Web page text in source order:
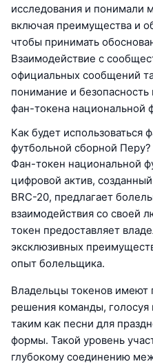
исследования и понимали
включая преимущества и
чтобы принимать
Взаимодействие с
официальных сообщений
понимание и
фан-токена национальной
Как будет использоваться
футбольной сборной Перу?
Фан-токен национальной
цифровой актив,
BRC-20, предлагает
взаимодействия со своей
токен предоставляет
эксклюзивных
опыт болельщика.
Владельцы токенов имеют
решения команды,
таким как песни для
формы. Такой уровень
глубокому соединению